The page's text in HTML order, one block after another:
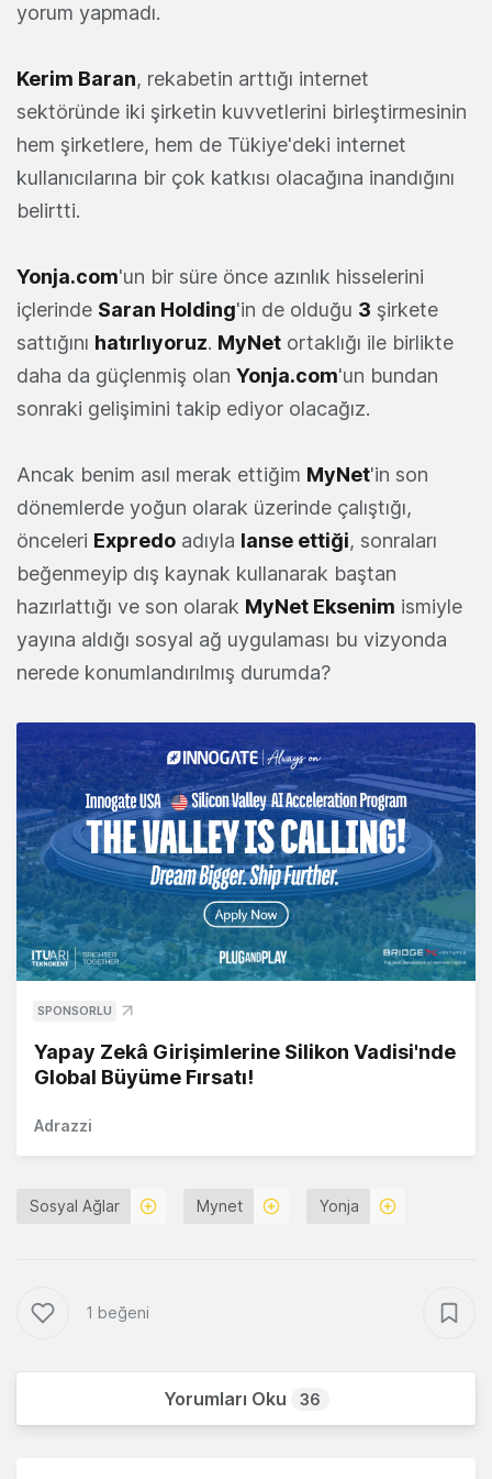
yorum yapmadı.
Kerim Baran, rekabetin arttığı internet
sektöründe iki şirketin kuvvetlerini birleştirmesinin
hem şirketlere, hem de Tükiye'deki internet
kullanıcılarına bir çok katkısı olacağına inandığını
belirtti.
Yonja.com'un bir süre önce azınlık hisselerini
içlerinde Saran Holding'in de olduğu 3 şirkete
sattığını hatırlıyoruz. MyNet ortaklığı ile birlikte
daha da güçlenmiş olan Yonja.com'un bundan
sonraki gelişimini takip ediyor olacağız.
Ancak benim asıl merak ettiğim MyNet'in son
dönemlerde yoğun olarak üzerinde çalıştığı,
önceleri Expredo adıyla lanse ettiği, sonraları
beğenmeyip dış kaynak kullanarak baştan
hazırlattığı ve son olarak MyNet Eksenim ismiyle
yayına aldığı sosyal ağ uygulaması bu vizyonda
nerede konumlandırılmış durumda?
SPONSORLU
Yapay Zekâ Girişimlerine Silikon Vadisi'nde
Global Büyüme Fırsatı!
Adrazzi
Sosyal Ağlar Mynet Yonja
1 beğeni
Yorumları Oku 36